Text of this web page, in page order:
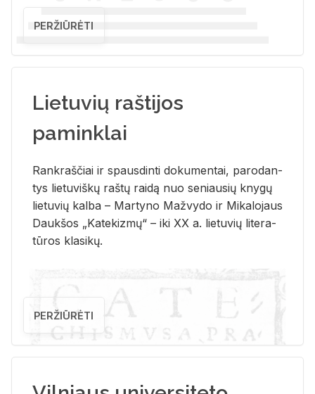
PERŽIŪRĖTI
Lietuvių raštijos
paminklai
Rank­raš­čiai ir spaus­din­ti do­ku­men­tai, pa­ro­dan­
tys lie­tu­viš­kų raš­tų rai­dą nuo se­niau­sių kny­gų
lie­tu­vių kal­ba – Mar­ty­no Ma­žvy­do ir Mi­ka­lo­jaus
Dauk­šos „Ka­te­kiz­mų“ – iki XX a. lie­tu­vių li­te­ra­
tū­ros kla­si­kų.
PERŽIŪRĖTI